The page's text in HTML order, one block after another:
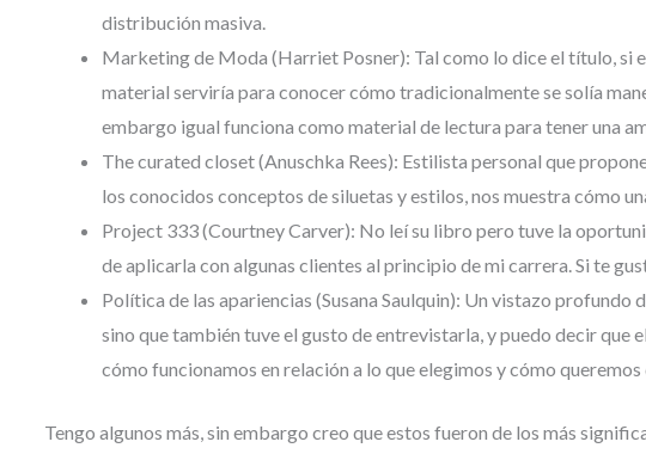
distribución masiva.
Marketing de Moda (Harriet Posner): Tal como lo dice el título, si
material serviría para conocer cómo tradicionalmente se solía
embargo igual funciona como material de lectura para tener una
The curated closet (Anuschka Rees): Estilista personal que
los conocidos conceptos de siluetas y estilos, nos muestra cómo
Project 333 (Courtney Carver): No leí su libro pero tuve la
de aplicarla con algunas clientes al principio de mi carrera. Si te
Política de las apariencias (Susana Saulquin): Un vistazo profundo
sino que también tuve el gusto de entrevistarla, y puedo decir que
cómo funcionamos en relación a lo que elegimos y cómo
Tengo algunos más, sin embargo creo que estos fueron de los más